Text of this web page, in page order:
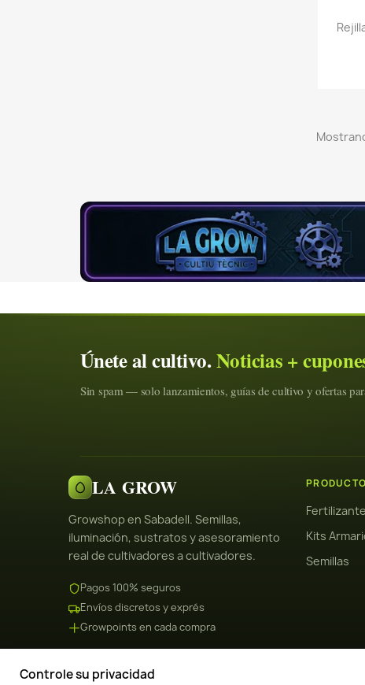
Únete al cultivo.Noticias +
Sin spam — solo lanzamientos, guías de cultivo y ofertas
LA GROW
Growshop en Sabadell. Semillas,
iluminación, sustratos y asesoramiento
real de cultivadores a cultivadores.
Pagos 100% seguros
Envíos discretos y exprés
Growpoints en cada compra
Kits
Semillas
Controle su privacidad